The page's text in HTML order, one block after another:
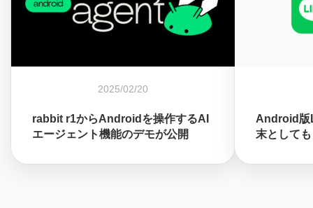
2025/02/20
rabbit r1からAndroidを操作するAI
エージェント機能のデモが公開
Android版
末として